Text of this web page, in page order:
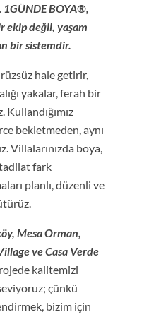
1GÜNDE BOYA®,
ekip değil, yaşam
bir sistemdir.
hale getirir,
yakalar, ferah bir
bekletmeden, aynı
Villalarınızda boya,
tadilat fark
planlı, düzenli ve
Mesa Orman,
ve Casa Verde
kalitemizi
çünkü
bizim için